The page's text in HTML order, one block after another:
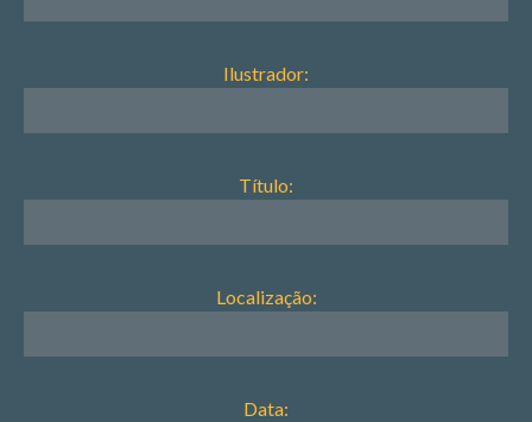
Ilustrador:
Título:
Localização:
Data: